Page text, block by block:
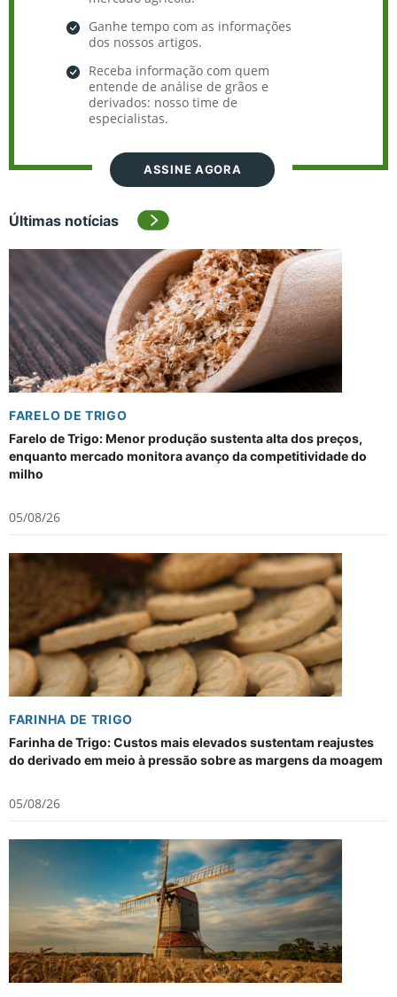
Ganhe tempo com as informações
dos nossos artigos.
Receba informação com quem
entende de análise de grãos e
derivados: nosso time de
especialistas.
ASSINE AGORA
Últimas notícias
FARELO DE TRIGO
Farelo de Trigo: Menor produção sustenta alta dos preços,
enquanto mercado monitora avanço da competitividade do
milho
05/08/26
FARINHA DE TRIGO
Farinha de Trigo: Custos mais elevados sustentam reajustes
do derivado em meio à pressão sobre as margens da moagem
05/08/26